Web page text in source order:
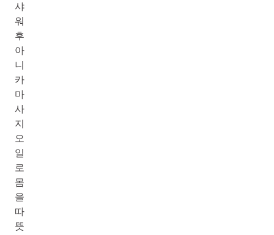
샤
워
후
아
니
카
마
사
지
오
일
로
몸
을
따
뜻